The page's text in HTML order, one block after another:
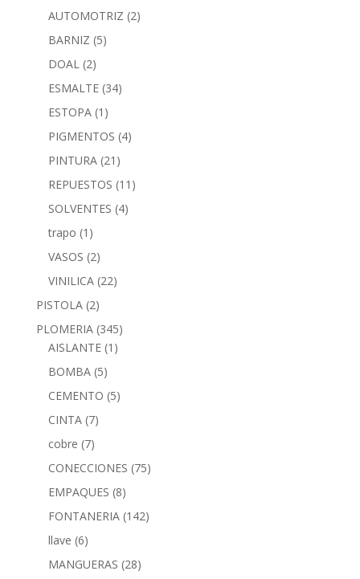
AUTOMOTRIZ (2)
BARNIZ (5)
DOAL (2)
ESMALTE (34)
ESTOPA (1)
PIGMENTOS (4)
PINTURA (21)
REPUESTOS (11)
SOLVENTES (4)
trapo (1)
VASOS (2)
VINILICA (22)
PISTOLA (2)
PLOMERIA (345)
AISLANTE (1)
BOMBA (5)
CEMENTO (5)
CINTA (7)
cobre (7)
CONECCIONES (75)
EMPAQUES (8)
FONTANERIA (142)
llave (6)
MANGUERAS (28)